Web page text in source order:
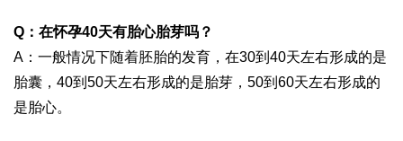
Q：在怀孕40天有胎心胎芽吗？
A：一般情况下随着胚胎的发育，在30到40天左右形成的是
胎囊，40到50天左右形成的是胎芽，50到60天左右形成的
是胎心。